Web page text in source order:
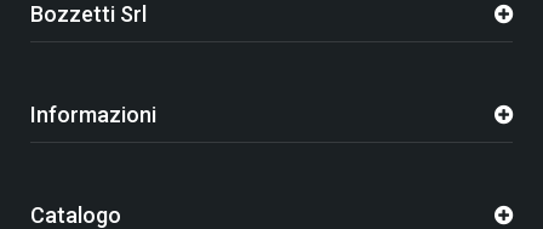
Bozzetti Srl
Informazioni
Catalogo